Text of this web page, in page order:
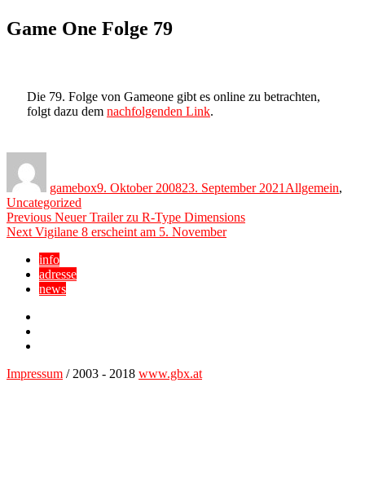
Game One Folge 79
Die 79. Folge von Gameone gibt es online zu betrachten,
folgt dazu dem nachfolgenden Link.
gamebox9. Oktober 200823. September 2021 Allgemein,
Uncategorized
Beitragsnavigation
Previous Previous
post:
Neuer Trailer zu R-Type Dimensions
Next Next
Vigilane 8 erscheint am 5. November
info
adresse
news
Impressum / 2003 - 2018 www.gbx.at